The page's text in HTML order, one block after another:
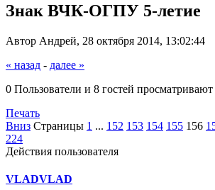
Знак ВЧК-ОГПУ 5-летие
Автор Андрей, 28 октября 2014, 13:02:44
« назад - далее »
0 Пользователи и 8 гостей просматривают
Печать
Вниз Страницы 1 ... 152 153 154 155 156
224
Действия пользователя
VLADVLAD